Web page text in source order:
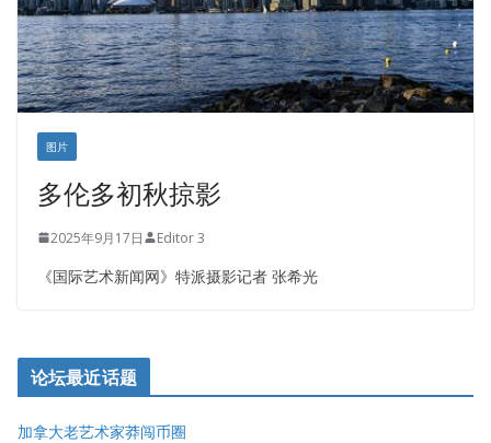
图片
多伦多初秋掠影
2025年9月17日 Editor 3
《国际艺术新闻网》特派摄影记者 张希光
论坛最近话题
加拿大老艺术家莽闯币圈